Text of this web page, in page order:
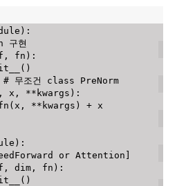
) :
구현
, fn ) :
( )
# 무조건 class PreNorm
, x , ** kwargs ) :
( x , ** kwargs ) + x
) :
or Attention]
, dim , fn ) :
( )